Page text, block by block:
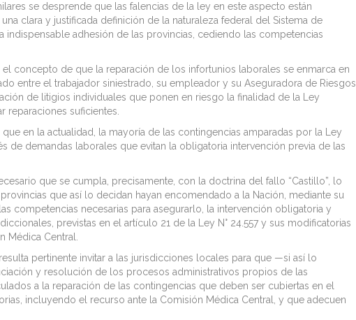
se desprende que las falencias de la ley en este aspecto están
clara y justificada definición de la naturaleza federal del Sistema de
indispensable adhesión de las provincias, cediendo las competencias
concepto de que la reparación de los infortunios laborales se enmarca en
entre el trabajador siniestrado, su empleador y su Aseguradora de Riesgos
de litigios individuales que ponen en riesgo la finalidad de la Ley
reparaciones suficientes.
en la actualidad, la mayoría de las contingencias amparadas por la Ley
de demandas laborales que evitan la obligatoria intervención previa de las
que se cumpla, precisamente, con la doctrina del fallo “Castillo”, lo
que así lo decidan hayan encomendado a la Nación, mediante su
competencias necesarias para asegurarlo, la intervención obligatoria y
previstas en el artículo 21 de la Ley N° 24.557 y sus modificatorias
Central.
pertinente invitar a las jurisdicciones locales para que —si así lo
y resolución de los procesos administrativos propios de las
a la reparación de las contingencias que deben ser cubiertas en el
incluyendo el recurso ante la Comisión Médica Central, y que adecuen